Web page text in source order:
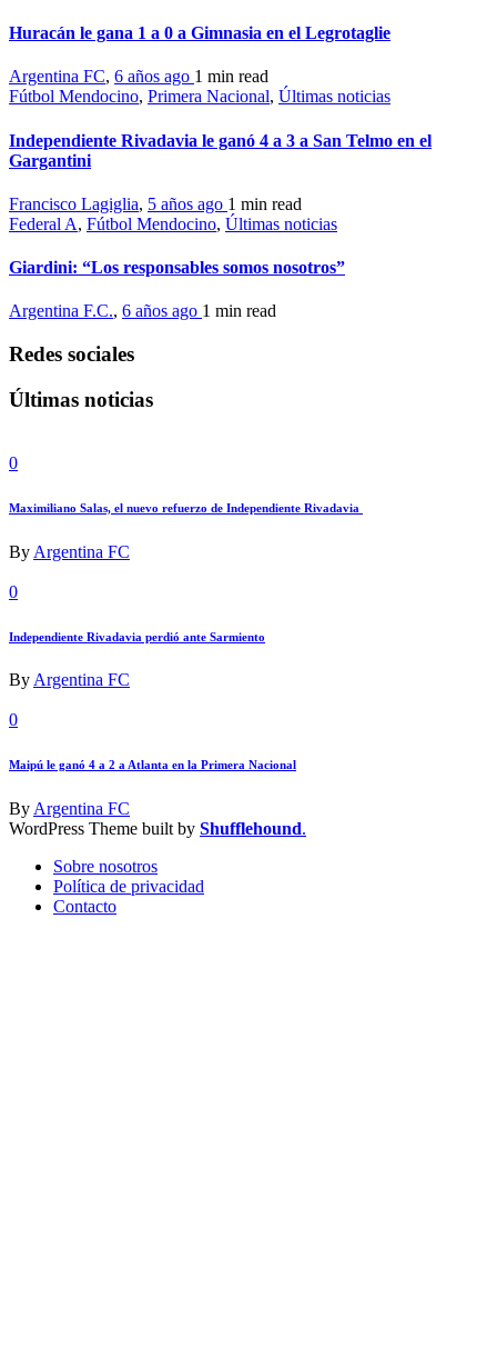
Huracán le gana 1 a 0 a Gimnasia en el Legrotaglie
Argentina FC, 6 años ago 1 min read
Fútbol Mendocino, Primera Nacional, Últimas noticias
Independiente Rivadavia le ganó 4 a 3 a San Telmo en el
Gargantini
Francisco Lagiglia, 5 años ago 1 min read
Federal A, Fútbol Mendocino, Últimas noticias
Giardini: “Los responsables somos nosotros”
Argentina F.C., 6 años ago 1 min read
Redes sociales
Últimas noticias
0
Maximiliano Salas, el nuevo refuerzo de Independiente Rivadavia
By Argentina FC
0
Independiente Rivadavia perdió ante Sarmiento
ByArgentina FC
0
Maipú le ganó 4 a 2 a Atlanta en la Primera Nacional
ByArgentina FC
WordPress Theme built by Shufflehound.
Sobre nosotros
Política de privacidad
Contacto